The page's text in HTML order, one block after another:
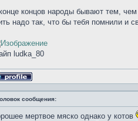
концов народы бывают тем,
надо так, что бы тебя помнили и
ludka_80
Профиль
сообщения:
мертвое мяско однако у котов